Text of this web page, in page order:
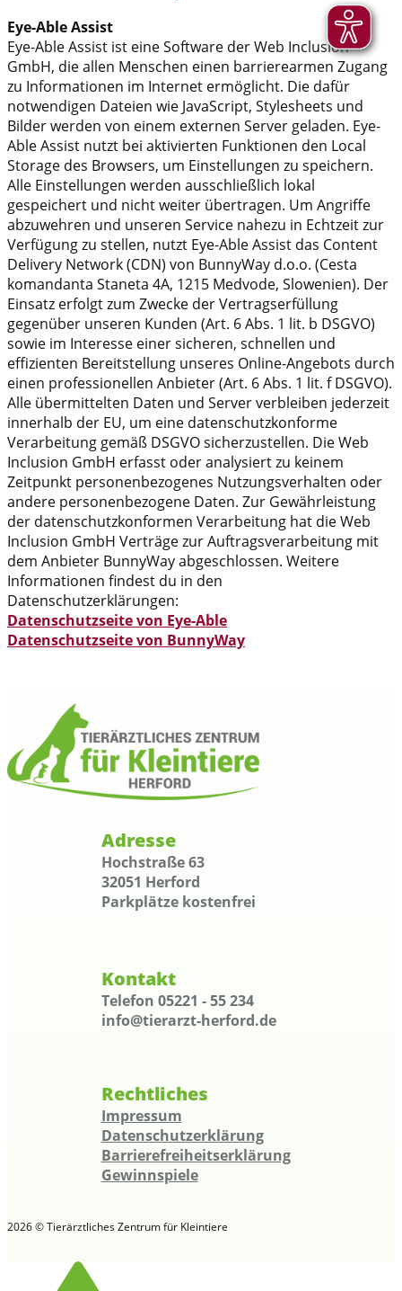
Eye-Able Assist
Eye-Able Assist ist eine Software der Web Inclusion
GmbH, die allen Menschen einen barrierearmen Zugang
zu Informationen im Internet ermöglicht. Die dafür
notwendigen Dateien wie JavaScript, Stylesheets und
Bilder werden von einem externen Server geladen. Eye-
Able Assist nutzt bei aktivierten Funktionen den Local
Storage des Browsers, um Einstellungen zu speichern.
Alle Einstellungen werden ausschließlich lokal
gespeichert und nicht weiter übertragen. Um Angriffe
abzuwehren und unseren Service nahezu in Echtzeit zur
Verfügung zu stellen, nutzt Eye-Able Assist das Content
Delivery Network (CDN) von BunnyWay d.o.o. (Cesta
komandanta Staneta 4A, 1215 Medvode, Slowenien). Der
Einsatz erfolgt zum Zwecke der Vertragserfüllung
gegenüber unseren Kunden (Art. 6 Abs. 1 lit. b DSGVO)
sowie im Interesse einer sicheren, schnellen und
effizienten Bereitstellung unseres Online-Angebots durch
einen professionellen Anbieter (Art. 6 Abs. 1 lit. f DSGVO).
Alle übermittelten Daten und Server verbleiben jederzeit
innerhalb der EU, um eine datenschutzkonforme
Verarbeitung gemäß DSGVO sicherzustellen. Die Web
Inclusion GmbH erfasst oder analysiert zu keinem
Zeitpunkt personenbezogenes Nutzungsverhalten oder
andere personenbezogene Daten. Zur Gewährleistung
der datenschutzkonformen Verarbeitung hat die Web
Inclusion GmbH Verträge zur Auftragsverarbeitung mit
dem Anbieter BunnyWay abgeschlossen. Weitere
Informationen findest du in den
Datenschutzerklärungen:
Datenschutzseite von Eye-Able
Datenschutzseite von BunnyWay
Adresse
Hochstraße 63
32051 Herford
Parkplätze kostenfrei
Kontakt
Telefon 05221 - 55 234
info@tierarzt-herford.de
Rechtliches
Impressum
Datenschutzerklärung
Barrierefreiheitserklärung
Gewinnspiele
2026 © Tierärztliches Zentrum für Kleintiere